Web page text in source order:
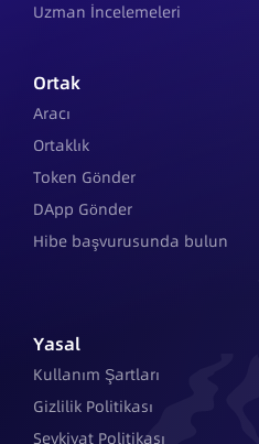
Uzman İncelemeleri
Ortak
Aracı
Ortaklık
Token Gönder
DApp Gönder
Hibe başvurusunda bulun
Yasal
Kullanım Şartları
Gizlilik Politikası
Sevkiyat Politikası